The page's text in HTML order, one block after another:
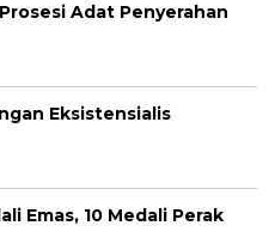
Adat Penyerahan
Eksistensialis
Emas, 10 Medali Perak